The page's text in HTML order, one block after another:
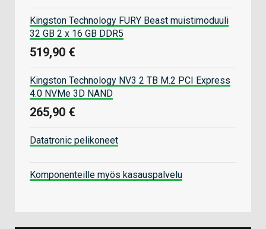
Kingston Technology FURY Beast muistimoduuli
32 GB 2 x 16 GB DDR5
519,90 €
Kingston Technology NV3 2 TB M.2 PCI Express
4.0 NVMe 3D NAND
265,90 €
Datatronic pelikoneet
Komponenteille myös kasauspalvelu